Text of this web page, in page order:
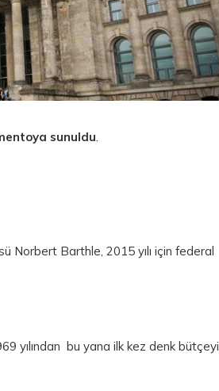
sunuldu
Norbert Barthle, 2015 yılı için federal
yılından bu yana ilk kez denk bütçeyi